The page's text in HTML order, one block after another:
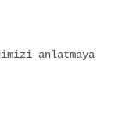
anlatmaya